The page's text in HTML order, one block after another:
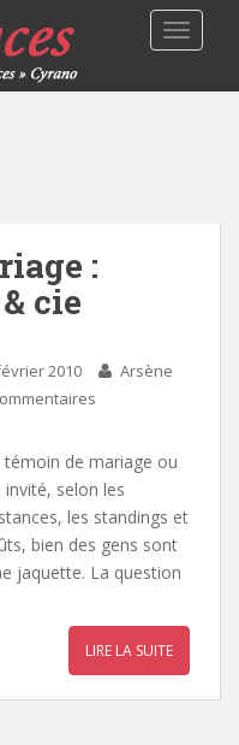
:
cie
2010
Arsène
témoin de mariage ou
invité, selon les
les standings et
bien des gens sont
jaquette. La question
LIRE LA SUITE